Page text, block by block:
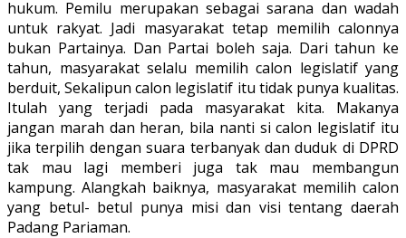
hukum. Pemilu merupakan sebagai sarana dan wadah
untuk rakyat. Jadi masyarakat tetap memilih calonnya
bukan Partainya. Dan Partai boleh saja. Dari tahun ke
tahun, masyarakat selalu memilih calon legislatif yang
berduit, Sekalipun calon legislatif itu tidak punya kualitas.
Itulah yang terjadi pada masyarakat kita. Makanya
jangan marah dan heran, bila nanti si calon legislatif itu
jika terpilih dengan suara terbanyak dan duduk di DPRD
tak mau lagi memberi juga tak mau membangun
kampung. Alangkah baiknya, masyarakat memilih calon
yang betul- betul punya misi dan visi tentang daerah
Padang Pariaman.